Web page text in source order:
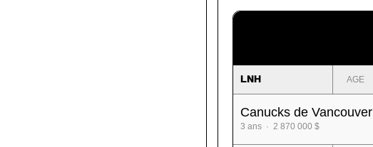
LNH AGE
Canucks de Vancouver
3 ans · 2 870 000 $